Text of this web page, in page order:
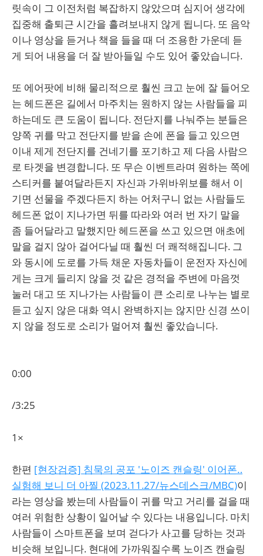
릿속이 그 이전처럼 복잡하지 않았으며 심지어 생각에
집중해 출퇴근 시간을 흘려보내지 않게 됩니다. 또 음악
이나 영상을 듣거나 책을 들을 때 더 조용한 가운데 듣
게 되어 내용을 더 잘 받아들일 수도 있어 좋았습니다.
또 에어팟에 비해 물리적으로 훨씬 크고 눈에 잘 들어오
는 헤드폰은 길에서 마주치는 원하지 않는 사람들을 피
하는데도 큰 도움이 됩니다. 전단지를 나눠주는 분들은
양쪽 귀를 막고 전단지를 받을 손에 폰을 들고 있으면
이내 제게 전단지를 건네기를 포기하고 제 다음 사람으
로 타겟을 변경합니다. 또 무슨 이벤트라며 원하는 쪽에
스티커를 붙여달라든지 자신과 가위바위보를 해서 이
기면 선물을 주겠다든지 하는 어처구니 없는 사람들도
헤드폰 없이 지나가면 뒤를 따라와 여러 번 자기 말을
좀 들어달라고 말했지만 헤드폰을 쓰고 있으면 애초에
말을 걸지 않아 걸어다닐 때 훨씬 더 쾌적해집니다. 그
와 동시에 도로를 가득 채운 자동차들이 운전자 자신에
게는 크게 들리지 않을 것 같은 경적을 주변에 마음껏
눌러 대고 또 지나가는 사람들이 큰 소리로 나누는 별로
듣고 싶지 않은 대화 역시 완벽하지는 않지만 신경 쓰이
지 않을 정도로 소리가 멀어져 훨씬 좋았습니다.
0:00
/3:25
1×
한편 [현장검증] 침묵의 공포 '노이즈 캔슬링' 이어폰‥
실험해 보니 더 아찔 (2023.11.27/뉴스데스크/MBC)이
라는 영상을 봤는데 사람들이 귀를 막고 거리를 걸을 때
여러 위험한 상황이 일어날 수 있다는 내용입니다. 마치
사람들이 스마트폰을 보며 걷다가 사고를 당하는 것과
비슷해 보입니다. 현대에 가까워질수록 노이즈 캔슬링